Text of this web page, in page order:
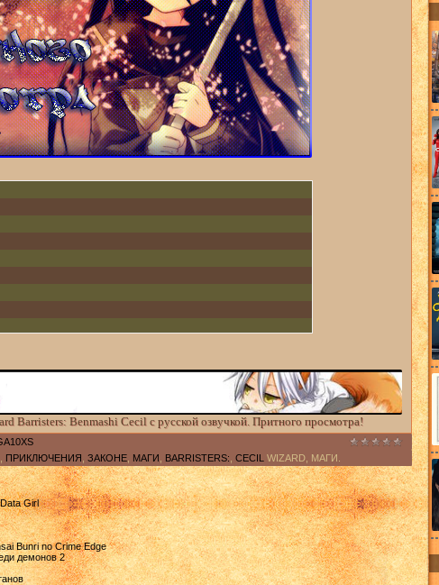
Barristers: Benmashi Cecil с русской озвучкой. Притного просмотра!
ПРИКЛЮЧЕНИЯ ЗАКОНЕ МАГИ BARRISTERS: CECIL WIZARD, МАГИ.
Girl
Bunri no Crime Edge
демонов 2